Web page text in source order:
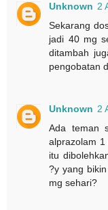
Unknown 2
Sekarang
jadi 40 mg
ditambah
pengobatan
Unknown 2
Ada teman
alprazolam 1
itu
?y yang
mg sehari?